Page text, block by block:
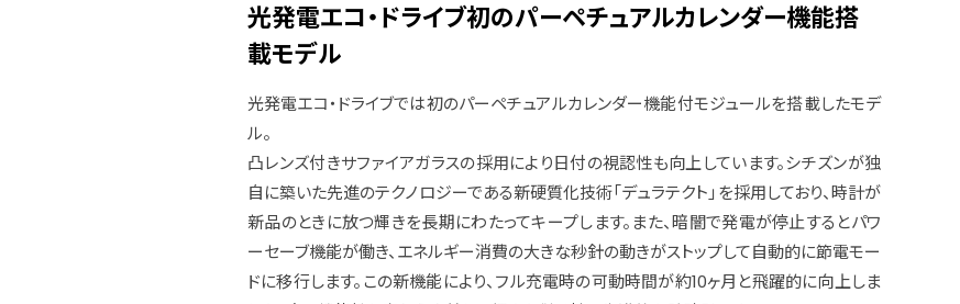
光発電エコ・ドライブ初のパーペチュアルカレンダー機能搭
載モデル
光発電エコ・ドライブでは初のパーペチュアルカレンダー機能付モジュールを搭載したモデ
ル。
凸レンズ付きサファイアガラスの採用により日付の視認性も向上しています。シチズンが独
自に築いた先進のテクノロジーである新硬質化技術「デュラテクト」を採用しており、時計が
新品のときに放つ輝きを長期にわたってキープします。また、暗闇で発電が停止するとパワ
ーセーブ機能が働き、エネルギー消費の大きな秒針の動きがストップして自動的に節電モー
ドに移行します。この新機能により、フル充電時の可動時間が約10ヶ月と飛躍的に向上しま